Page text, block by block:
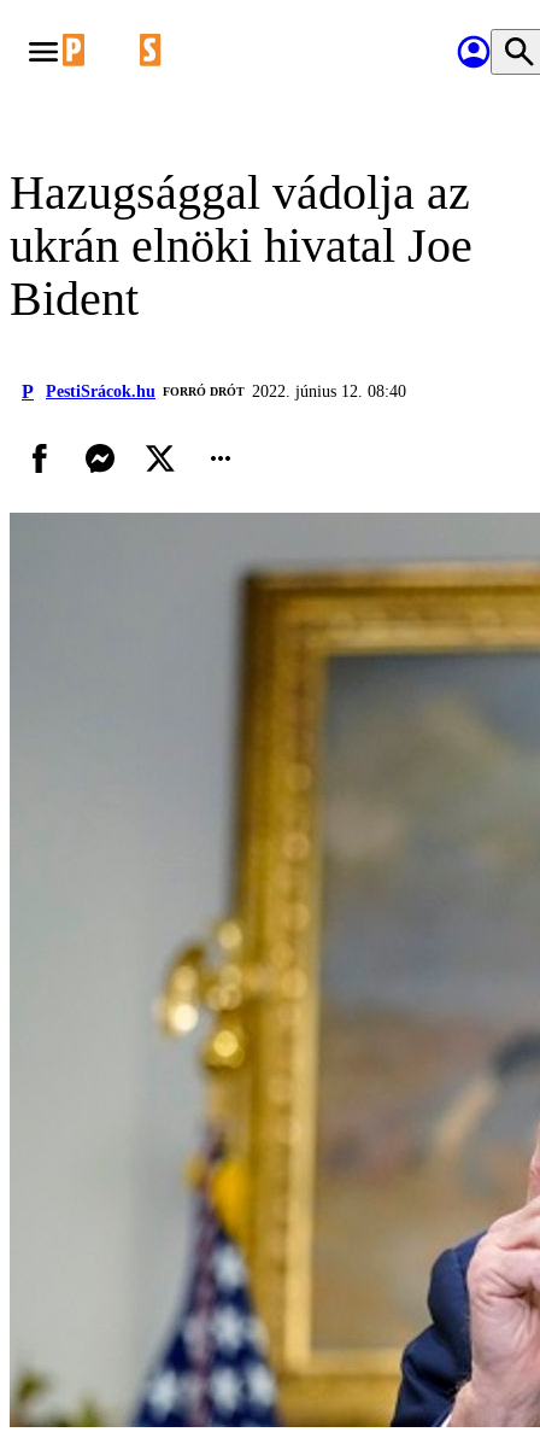
Hazugsággal vádolja az
ukrán elnöki hivatal Joe
Bident
P PestiSrácok.hu FORRÓ DRÓT 2022. június 12. 08:40